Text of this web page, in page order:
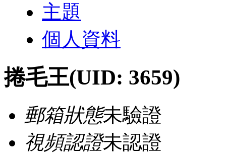
主題
個人資料
捲毛王(UID: 3659)
郵箱狀態未驗證
視頻認證未認證